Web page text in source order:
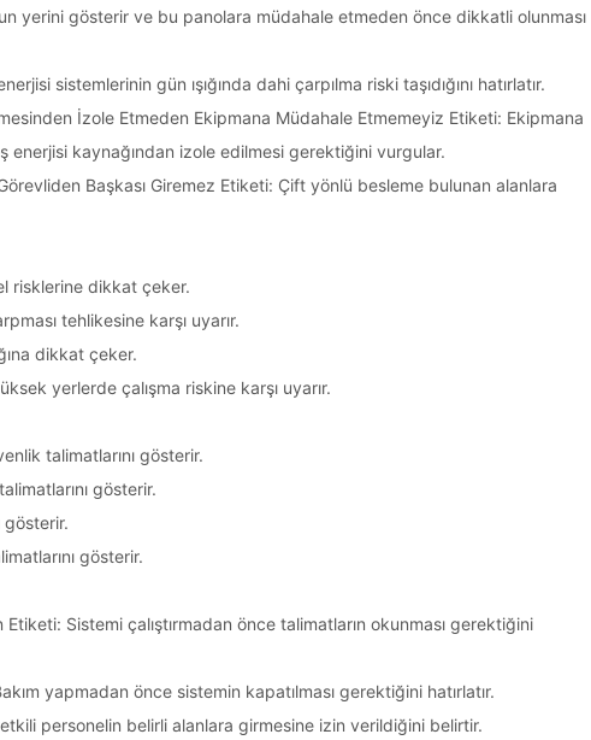
yerini gösterir ve bu panolara müdahale etmeden önce dikkatli olunması
sistemlerinin gün ışığında dahi çarpılma riski taşıdığını hatırlatır.
İzole Etmeden Ekipmana Müdahale Etmemeyiz Etiketi: Ekipmana
kaynağından izole edilmesi gerektiğini vurgular.
Başkası Giremez Etiketi: Çift yönlü besleme bulunan alanlara
risklerine dikkat çeker.
tehlikesine karşı uyarır.
dikkat çeker.
yerlerde çalışma riskine karşı uyarır.
talimatlarını gösterir.
gösterir.
gösterir.
gösterir.
Sistemi çalıştırmadan önce talimatların okunması gerektiğini
yapmadan önce sistemin kapatılması gerektiğini hatırlatır.
personelin belirli alanlara girmesine izin verildiğini belirtir.